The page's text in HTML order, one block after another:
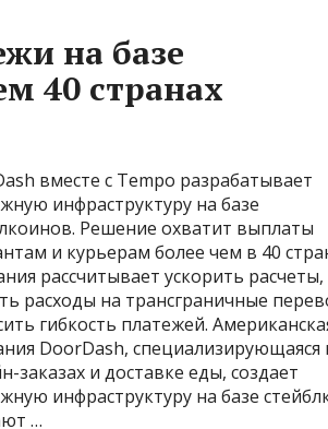
на базе
40 странах
вместе с Tempo разрабатывает
инфраструктуру на базе
Решение охватит выплаты
и курьерам более чем в 40
рассчитывает ускорить расчеты,
расходы на трансграничные
гибкость платежей.
DoorDash, специализирующаяся
заказах и доставке еды, создает
инфраструктуру на базе
…